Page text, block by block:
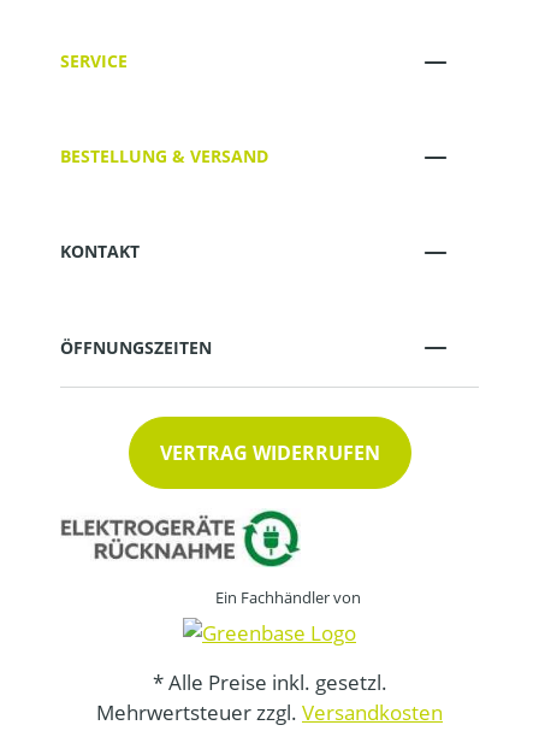
SERVICE
BESTELLUNG & VERSAND
KONTAKT
ÖFFNUNGSZEITEN
VERTRAG WIDERRUFEN
Ein Fachhändler von
* Alle Preise inkl. gesetzl.
Mehrwertsteuer zzgl. Versandkosten